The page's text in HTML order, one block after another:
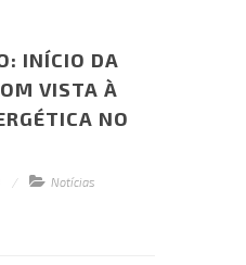
INÍCIO DA
VISTA À
NO
Notícias